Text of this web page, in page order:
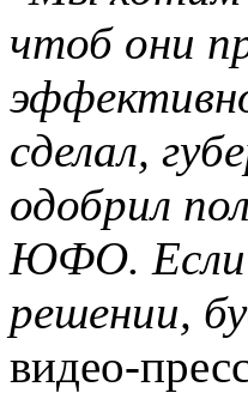
чтоб они
сделал,
одобрил
ЮФО. Если
решении,
видео-